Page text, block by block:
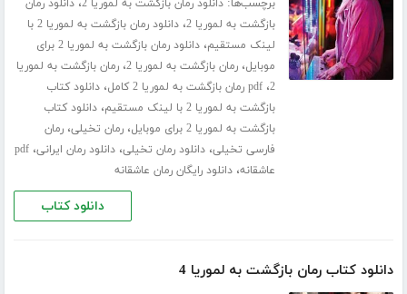
برچسب‌ها:دانلود رمان بازگشت به لموریا 2 ،دانلود رمان
بازگشت به لموریا 2 ،
دانلود رمان بازگشت به لموریا 2 با
لینک مستقیم،
دانلود رمان بازگشت به لموریا 2 برای
موبایل،رمان بازگشت به لموریا 2 ،رمان بازگشت به لموریا
2،pdf رمان بازگشت به لموریا 2 کامل ،دانلود کتاب
بازگشت به لموریا 2 با لینک مستقیم
،دانلود کتاب
بازگشت به لموریا 2 برای موبایل
،رمان تخیلی،رمان
فارسی تخیلی،دانلود رمان تخیلی،دانلود رمان ایرانی،pdf
عاشقانه،دانلود رایگان رمان عاشقانه
دانلود کتاب
دانلود کتاب رمان بازگشت به لموریا 4